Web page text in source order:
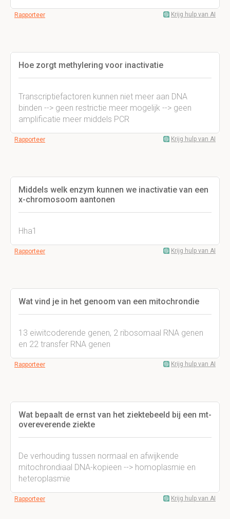
Rapporteer Krijg hulp van AI
Hoe zorgt methylering voor inactivatie
Transcriptiefactoren kunnen niet meer aan DNA
binden --> geen restrictie meer mogelijk --> geen
amplificatie meer middels PCR
Rapporteer Krijg hulp van AI
Middels welk enzym kunnen we inactivatie van een
x-chromosoom aantonen
Hha1
Rapporteer Krijg hulp van AI
Wat vind je in het genoom van een mitochrondie
13 eiwitcoderende genen, 2 ribosomaal RNA genen
en 22 transfer RNA genen
Rapporteer Krijg hulp van AI
Wat bepaalt de ernst van het ziektebeeld bij een mt-
overeverende ziekte
De verhouding tussen normaal en afwijkende
mitochrondiaal DNA-kopieen --> homoplasmie en
heteroplasmie
Rapporteer Krijg hulp van AI